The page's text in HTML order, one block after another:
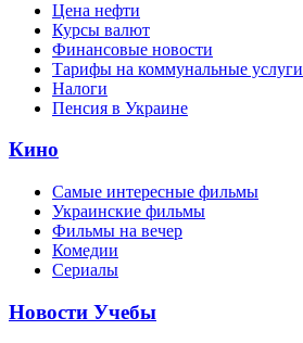
Цена нефти
Курсы валют
Финансовые новости
Тарифы на коммунальные услуги
Налоги
Пенсия в Украине
Кино
Самые интересные фильмы
Украинские фильмы
Фильмы на вечер
Комедии
Сериалы
Новости Учебы